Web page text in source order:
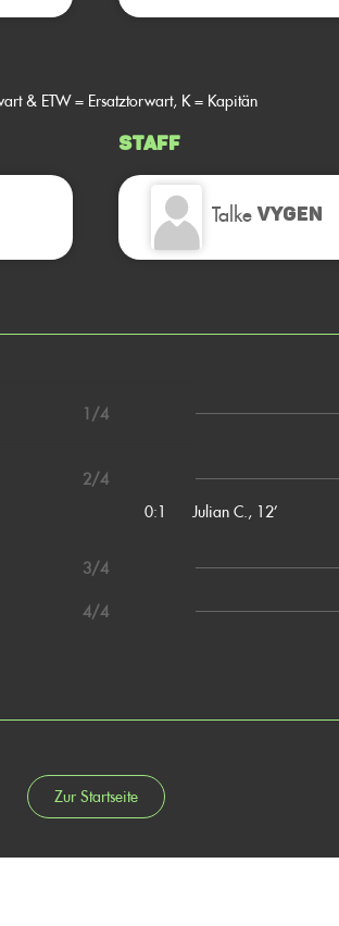
& ETW = Ersatztorwart, K = Kapitän
Staff
Talke VYGEN
1/4
2/4
0:1
Julian C., 12’
3/4
4/4
Zur Startseite